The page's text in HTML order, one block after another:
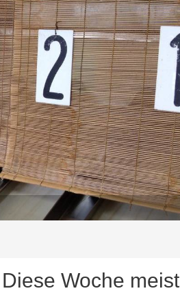
Diese Woche meist